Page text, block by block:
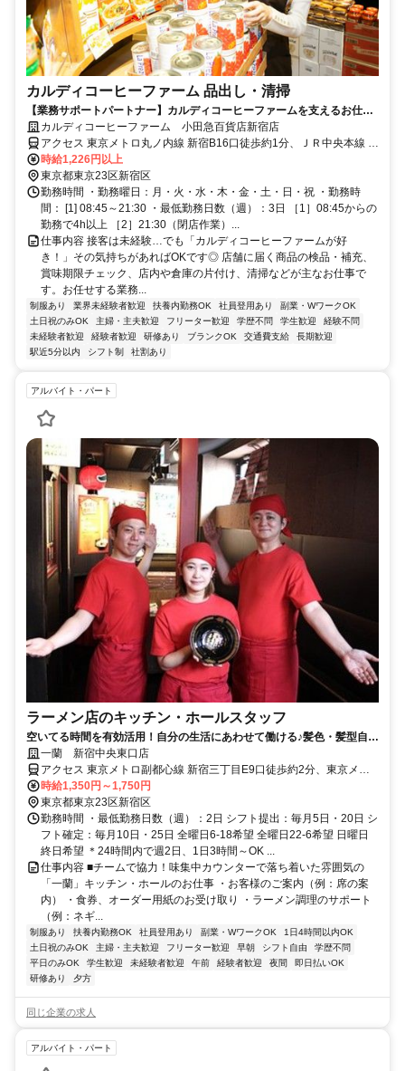
カルディコーヒーファーム 品出し・清掃
【業務サポートパートナー】カルディコーヒーファームを支えるお仕事
★短時間勤務もOKです◎
カルディコーヒーファーム 小田急百貨店新宿店
アクセス 東京メトロ丸ノ内線 新宿B16口徒歩約1分、ＪＲ中央本線 新
宿B16口徒歩約1分、都営大江戸線 新宿西口D2口徒歩約1分
時給1,226円以上
東京都東京23区新宿区
勤務時間 ・勤務曜日：月・火・水・木・金・土・日・祝 ・勤務時
間： [1] 08:45～21:30 ・最低勤務日数（週）：3日 ［1］08:45からの
勤務で4h以上 ［2］21:30（閉店作業）...
仕事内容 接客は未経験…でも「カルディコーヒーファームが好
き！」その気持ちがあればOKです◎ 店舗に届く商品の検品・補充、
賞味期限チェック、店内や倉庫の片付け、清掃などが主なお仕事で
す。お任せする業務...
制服あり 業界未経験者歓迎 扶養内勤務OK 社員登用あり
副業・WワークOK
土日祝のみOK
主婦・主夫歓迎 フリーター歓迎 学歴不問 学生歓迎
経験不問
未経験者歓迎
経験者歓迎 研修あり ブランクOK 交通費支給
長期歓迎
駅近5分以内
シフト制 社割あり
アルバイト・パート
ラーメン店のキッチン・ホールスタッフ
空いてる時間を有効活用！自分の生活にあわせて働ける♪髪色・髪型自
由！履歴書不要＆オンライン面接実施中
一蘭 新宿中央東口店
アクセス 東京メトロ副都心線 新宿三丁目E9口徒歩約2分、東京メト
ロ丸ノ内線 新宿三丁目E9口徒歩約2分、ＪＲ山手線 新宿中央東口徒
歩約3分 各線 新宿駅 徒歩3分
時給1,350円～1,750円
東京都東京23区新宿区
勤務時間 ・最低勤務日数（週）：2日 シフト提出：毎月5日・20日 シ
フト確定：毎月10日・25日 全曜日6-18希望 全曜日22-6希望 日曜日
終日希望 ＊24時間内で週2日、1日3時間～OK ...
仕事内容 ■チームで協力！味集中カウンターで落ち着いた雰囲気の
「一蘭」キッチン・ホールのお仕事 ・お客様のご案内（例：席の案
内） ・食券、オーダー用紙のお受け取り ・ラーメン調理のサポート
（例：ネギ...
制服あり 扶養内勤務OK 社員登用あり 副業・WワークOK
1日4時間以内OK
土日祝のみOK
主婦・主夫歓迎 フリーター歓迎 早朝 シフト自由
学歴不問
平日のみOK
学生歓迎 未経験者歓迎 午前 経験者歓迎 夜間
即日払いOK
研修あり
夕方
同じ企業の求人
アルバイト・パート